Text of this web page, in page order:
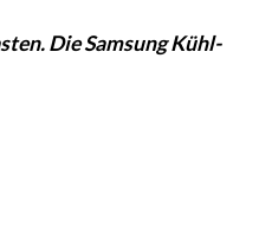
Die Samsung Kühl-